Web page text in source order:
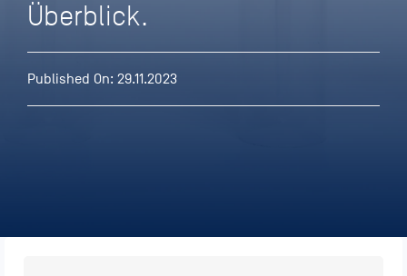
Überblick.
Published On: 29.11.2023